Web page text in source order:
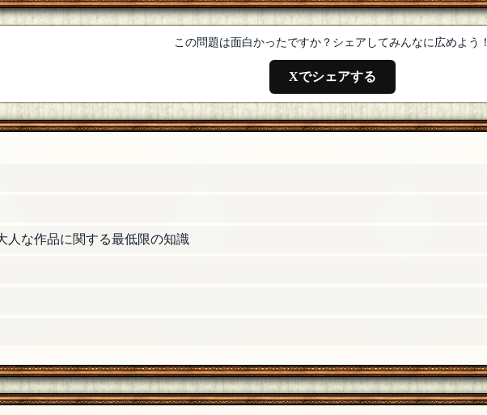
[18年06月26日 17:14]
します[18年06月26日 14:18]
日 12:39]
す
[編集済] [18年06月25日 23:52]
23:26]
します
[18年06月25日 21:24]
この問題は面白かったですか？シェアしてみんなに広めよう！
Xでシェアする
人な作品に関する最低限の知識